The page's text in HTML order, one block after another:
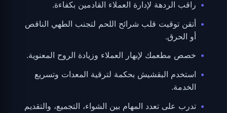
راقب الردهة لإدارة العملاء القادمين بكفاءة.
أتقن توقيت قلب شرائح اللحم لتجنب الطهي الناقص
أو الحرق.
خصص مطعمك لإبهار العملاء وزيادة الروح المعنوية.
استخدم البقشيش بحكمة لترقية المعدات وتسريع
الخدمة.
تدرب على تعدد المهام بين الشواء، التجميع، والتقديم